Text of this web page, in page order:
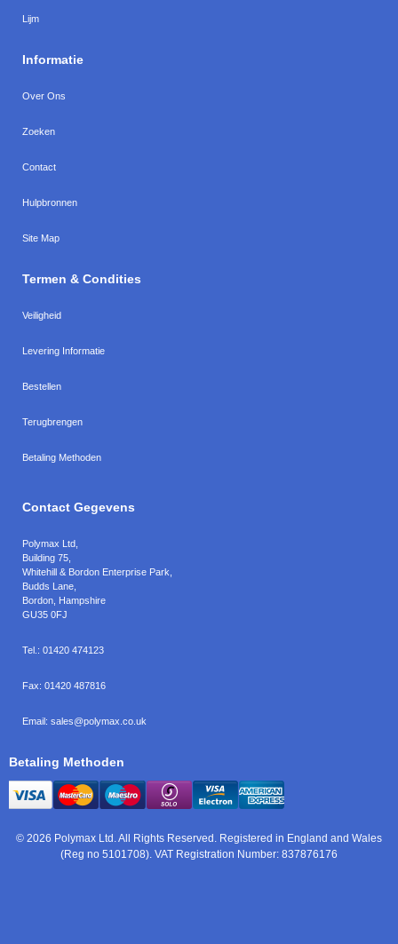
Lijm
Informatie
Over Ons
Zoeken
Contact
Hulpbronnen
Site Map
Termen & Condities
Veiligheid
Levering Informatie
Bestellen
Terugbrengen
Betaling Methoden
Contact Gegevens
Polymax Ltd
Building 75,
Whitehill & Bordon Enterprise Park,
Budds Lane
Bordon Hampshire
GU35 0FJ
Tel.: 01420 474123
Fax: 01420 487816
Email: sales@polymax.co.uk
Betaling Methoden
© 2026 Polymax Ltd. All Rights Reserved. Registered in England and Wales
(Reg no 5101708). VAT Registration Number: 837876176